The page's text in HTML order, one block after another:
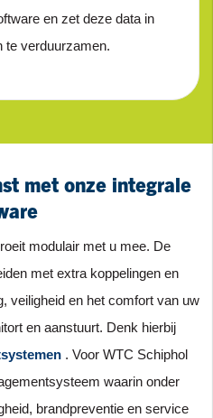
en zet deze data in
te verduurzamen.
met onze integrale
modulair met u mee. De
met extra koppelingen en
veiligheid en het comfort van uw
en aanstuurt. Denk hierbij
. Voor WTC Schiphol
waarin onder
brandpreventie en service